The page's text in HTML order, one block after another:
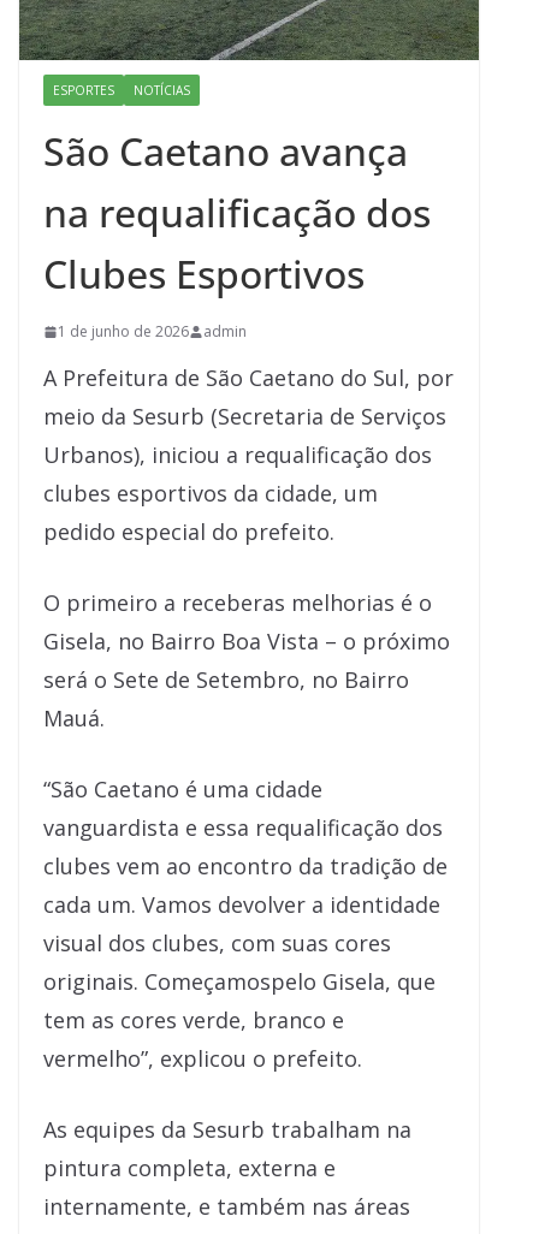
ESPORTES NOTÍCIAS
São Caetano avança
na requalificação dos
Clubes Esportivos
1 de junho de 2026 admin
A Prefeitura de São Caetano do Sul, por
meio da Sesurb (Secretaria de Serviços
Urbanos), iniciou a requalificação dos
clubes esportivos da cidade, um
pedido especial do prefeito.
O primeiro a receberas melhorias é o
Gisela, no Bairro Boa Vista – o próximo
será o Sete de Setembro, no Bairro
Mauá.
“São Caetano é uma cidade
vanguardista e essa requalificação dos
clubes vem ao encontro da tradição de
cada um. Vamos devolver a identidade
visual dos clubes, com suas cores
originais. Começamospelo Gisela, que
tem as cores verde, branco e
vermelho”, explicou o prefeito.
As equipes da Sesurb trabalham na
pintura completa, externa e
internamente, e também nas áreas